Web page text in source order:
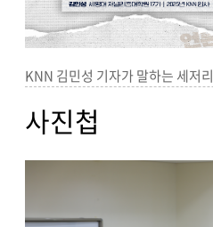
KNN 김민성 기자가 말하는 세저리
사진첩​